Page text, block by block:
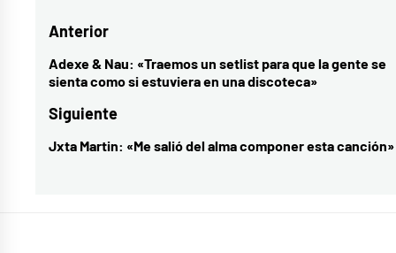
Navegación
de
Anterior
Entrada
anterior:
Adexe & Nau: «Traemos un setlist para que la gente se
sienta como si estuviera en una discoteca»
Siguiente
Entrada
Jxta Martin: «Me salió del alma componer esta canción»